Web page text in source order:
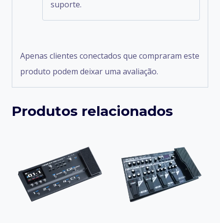
suporte.
Apenas clientes conectados que compraram este
produto podem deixar uma avaliação.
Produtos relacionados